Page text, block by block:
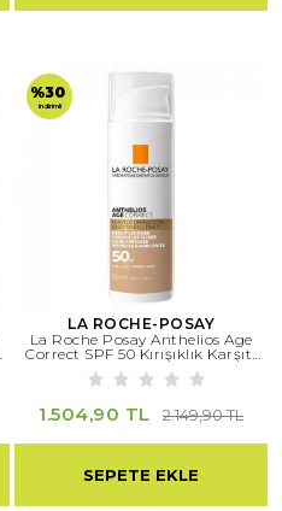
%30
indirimli
LA ROCHE-POSAY
La Roche Posay Anthelios Age
Correct SPF 50 Kırışıklık Karşıtı
Krem 50 Ml - Renkli
1.504,90 TL 2.149,90 TL
SEPETE EKLE